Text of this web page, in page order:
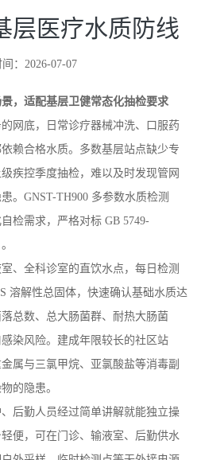
层医疗水质防线
：2026-07-07
，适配基层卫健常态化抽检要求
网底，日常诊疗器械冲洗、口服药
赖合格水质。多数基层站点缺少专
疾控季度抽检，难以及时发现管网
。GNST-TH900 多参数水质检测
检需求，严格对标 GB 5749-
、全科诊室的直饮水点，每日检测
溶解性总固体，快速确认基础水质达
总数、总大肠菌群、耐热大肠菌
染风险。建成年限较长的社区站
属与三氯甲烷、亚氯酸盐等消毒副
的隐患。
后勤人员经过简单讲解就能独立操
便，可在门诊、输液室、后勤供水